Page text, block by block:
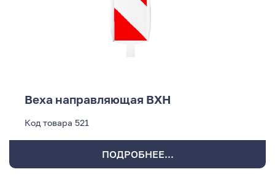
Веха направляющая ВХН
Код товара 521
ПОДРОБНЕЕ...